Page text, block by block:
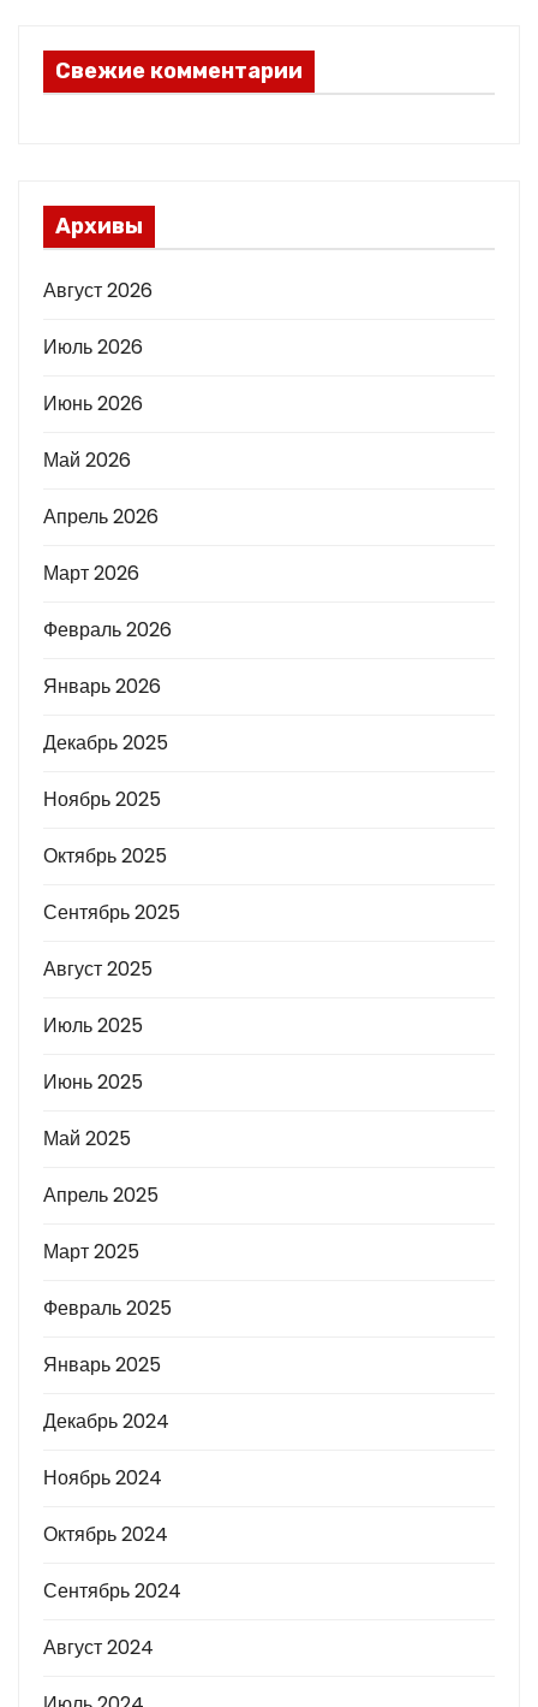
Свежие комментарии
Архивы
Август 2026
Июль 2026
Июнь 2026
Май 2026
Апрель 2026
Март 2026
Февраль 2026
Январь 2026
Декабрь 2025
Ноябрь 2025
Октябрь 2025
Сентябрь 2025
Август 2025
Июль 2025
Июнь 2025
Май 2025
Апрель 2025
Март 2025
Февраль 2025
Январь 2025
Декабрь 2024
Ноябрь 2024
Октябрь 2024
Сентябрь 2024
Август 2024